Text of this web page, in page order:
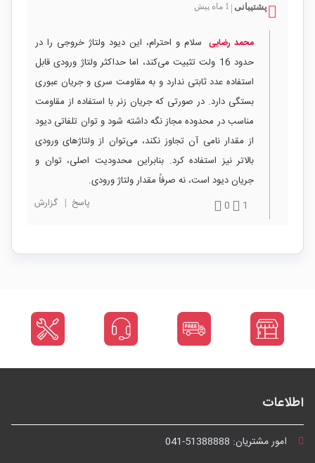
پشتیبانی 1 ماه پیش
محمد رضایی سلام و احترام، این دیود ولتاژ خروجی را در
حدود 16 ولت تثبیت می‌کند، اما حداکثر ولتاژ ورودی قابل
استفاده عدد ثابتی ندارد و به مقاومت سری و جریان عبوری
بستگی دارد. در صورتی که جریان زنر با استفاده از مقاومت
مناسب در محدوده مجاز نگه داشته شود و توان تلفاتی دیود
از مقدار نامی آن تجاوز نکند، می‌توان از ولتاژهای ورودی
بالاتر نیز استفاده کرد. بنابراین محدودیت اصلی، توان و
جریان دیود است، نه صرفاً مقدار ولتاژ ورودی.
1
0 پاسخ | گزارش
اطلاعات
امور مشتریان: 041-51388888